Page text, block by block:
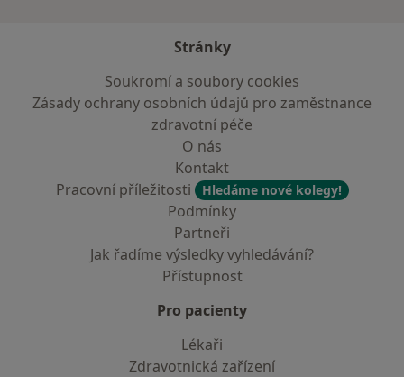
Stránky
Soukromí a soubory cookies
Zásady ochrany osobních údajů pro zaměstnance
zdravotní péče
O nás
Kontakt
Pracovní příležitosti
Hledáme nové kolegy!
Podmínky
Partneři
Jak řadíme výsledky vyhledávání?
Přístupnost
Pro pacienty
Lékaři
Zdravotnická zařízení